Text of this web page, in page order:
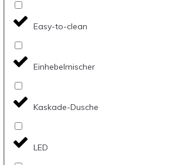
Easy-to-clean
Einhebelmischer
Kaskade-Dusche
LED